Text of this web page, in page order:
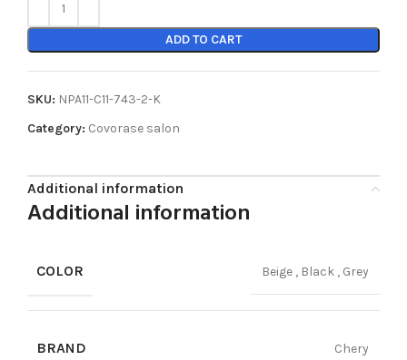
ADD TO CART
SKU: NPA11-C11-743-2-K
Category: Covorase salon
Additional information
Additional information
COLOR Beige , Black , Grey
BRAND Chery